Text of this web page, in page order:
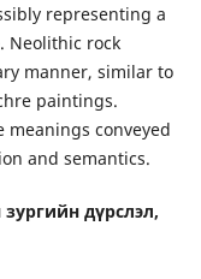
representing a
Neolithic rock
manner, similar to
paintings.
meanings conveyed
and semantics.
дүрслэл,